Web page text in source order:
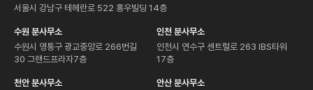
서울시 강남구 테헤란로 522 홍우빌딩 14층
수원 분사무소
수원시 영통구 광교중앙로 266번길
30 그랜드프라자7층
인천 분사무소
인천시 연수구 센트럴로 263 IBS타워
17층
천안 분사무소
안산 분사무소